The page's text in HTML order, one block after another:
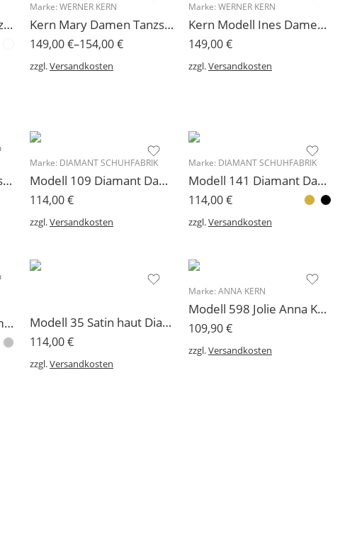
Kern Felice Damen Tanzschuh Werner Kern 3,4 cm
Marke: WERNER KERN
Kern Mary Damen Tanzschuh Werner Kern
149,00€–154,00€
zzgl.Versandkosten
Marke: WERNER KERN
Kern Modell Ines Damen Tanzschuh 5 oder 6,5 cm
149,00€
zzgl.Versandkosten
Modell 08 Diamant weiss Damen Tanzschuh 5 cm
Marke: DIAMANT SCHUHFABRIK
Modell 109 Diamant Damen Tanzschuh 6,5 cm Absatz
114,00€
zzgl.Versandkosten
Marke: DIAMANT SCHUHFABRIK
Modell 141 Diamant Damen Sandalette mit 5 cm Absatz, zierlicher Schnitt
114,00€
zzgl.Versandkosten
Modell 35 Diamant Damen Tanzschuhe 6,5 cm Modell 35 Satin haut Diamant Damen Tanzschuhe 3 Absatzhöhen
114,00€
zzgl.Versandkosten
Marke: ANNA KERN
Modell 598 Jolie Anna Kern Damen Tanzschuh 6 cm
109,90€
zzgl.Versandkosten